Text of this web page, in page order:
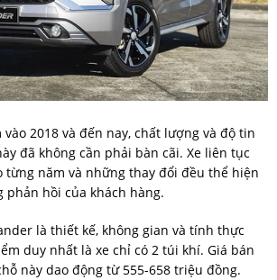
vào 2018 và đến nay, chất lượng và độ tin
đã không cần phải bàn cãi. Xe liên tục
từng năm và những thay đổi đều thể hiện
phản hồi của khách hàng.
là thiết kế, không gian và tính thực
duy nhất là xe chỉ có 2 túi khí. Giá bán
này dao động từ 555-658 triệu đồng.